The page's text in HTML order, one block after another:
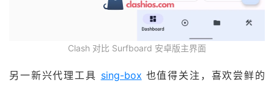
Clash 对比 Surfboard 安卓版主界面
另一新兴代理工具 sing-box 也值得关注，喜欢尝鲜的